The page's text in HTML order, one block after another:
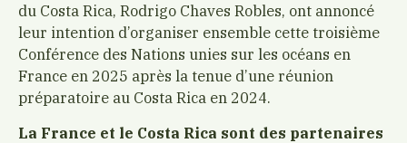
du Costa Rica, Rodrigo Chaves Robles, ont annoncé
leur intention d’organiser ensemble cette troisième
Conférence des Nations unies sur les océans en
France en 2025 après la tenue d’une réunion
préparatoire au Costa Rica en 2024.
La France et le Costa Rica sont des partenaires